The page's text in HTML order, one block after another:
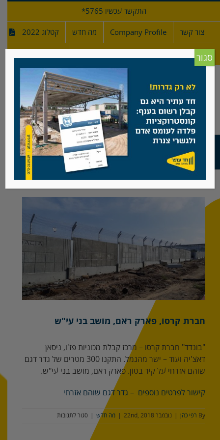
התקשר עכשיו 5765*
צור קשר Company Profile מה חדש קטלוג 2022
חברת קרסו, פארק ראם, מושב בני עי"ש
חברת קרסו, פארק ראם, מושב בני עי"ש
"בונדד" חברת קרסו – מרכז קבלת מכוניות פז'ו, ניסאן
דאצ'יה ועוד – ישר מהנמל. התקנו 300 מטרים של גדר דגם
שוהם אזרחי על קיר בטון. פארק ראם, מושב בני עי"ש.
קישור לפרטים נוספים – גדר דגם שוהם אזרחי
By רפי כהן | נובמבר 22nd, 2018 | מה חדש | סגור לתגובות
סגור